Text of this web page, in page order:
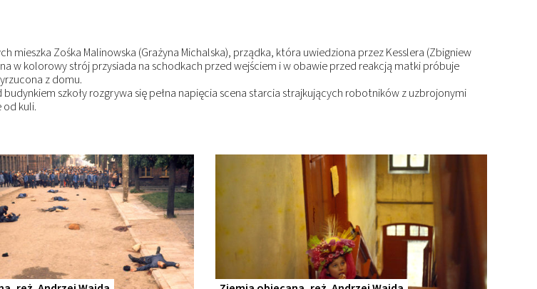
mieszka Zośka Malinowska (Grażyna Michalska), prządka, która uwiedziona przez Kesslera (Zbigniew
w kolorowy strój przysiada na schodkach przed wejściem i w obawie przed reakcją matki próbuje
z domu.
szkoły rozgrywa się pełna napięcia scena starcia strajkujących robotników z uzbrojonymi
od kuli.